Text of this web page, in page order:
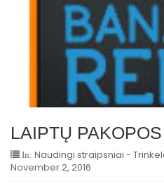
LAIPTŲ
In: Naudingi straipsniai -
November 2, 2016